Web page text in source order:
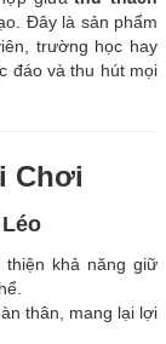
Đây là sản phẩm
trường học hay
đáo và thu hút mọi
Chơi
khả năng giữ
thân, mang lại lợi